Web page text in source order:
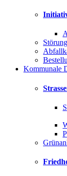
Kommunale